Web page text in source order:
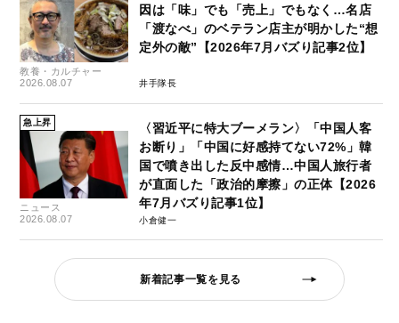
教養・カルチャー
2026.08.07
因は「味」でも「売上」でもなく…名店
「渡なべ」のベテラン店主が明かした“想
定外の敵”【2026年7月バズり記事2位】
井手隊長
急上昇
ニュース
2026.08.07
〈習近平に特大ブーメラン〉「中国人客
お断り」「中国に好感持てない72%」韓
国で噴き出した反中感情…中国人旅行者
が直面した「政治的摩擦」の正体【2026
年7月バズり記事1位】
小倉健一
新着記事一覧を見る